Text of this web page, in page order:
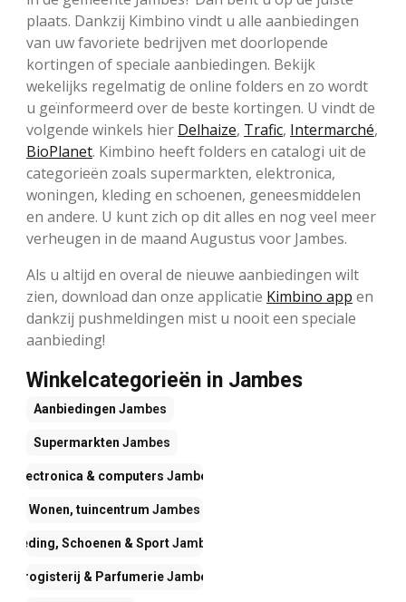
plaats. Dankzij Kimbino vindt u alle aanbiedingen
van uw favoriete bedrijven met doorlopende
kortingen of speciale aanbiedingen. Bekijk
wekelijks regelmatig de online folders en zo wordt
u geïnformeerd over de beste kortingen. U vindt de
volgende winkels hier Delhaize, Trafic, Intermarché,
BioPlanet. Kimbino heeft folders en catalogi uit de
categorieën zoals supermarkten, elektronica,
woningen, kleding en schoenen, geneesmiddelen
en andere. U kunt zich op dit alles en nog veel meer
verheugen in de maand Augustus voor Jambes.
Als u altijd en overal de nieuwe aanbiedingen wilt
zien, download dan onze applicatie Kimbino app en
dankzij pushmeldingen mist u nooit een speciale
aanbieding!
Winkelcategorieën in Jambes
Aanbiedingen Jambes
Supermarkten Jambes
Electronica & computers Jambes
Wonen, tuincentrum Jambes
Kleding, Schoenen & SportJambes
Drogisterij & ParfumerieJambes